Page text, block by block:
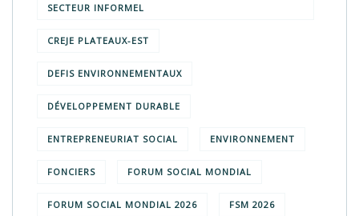
SECTEUR INFORMEL
CREJE PLATEAUX-EST
DEFIS ENVIRONNEMENTAUX
DÉVELOPPEMENT DURABLE
ENTREPRENEURIAT SOCIAL ENVIRONNEMENT
FONCIERS FORUM SOCIAL MONDIAL
FORUM SOCIAL MONDIAL 2026 FSM 2026